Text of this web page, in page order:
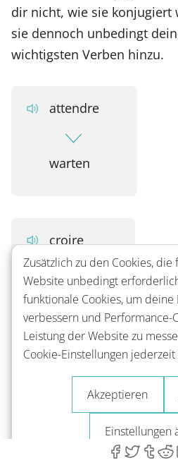
dir nicht, wie sie konjugiert
sie dennoch unbedingt
wichtigsten Verben hinzu.
attendre
warten
croire
glauben
Zusätzlich zu den Cookies,
Website unbedingt
funktionale Cookies, um deine
verbessern und Performance-
Leistung der Website zu
Cookie-Einstellungen
Akzeptieren
Einstellungen